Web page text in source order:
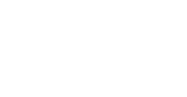
με Τσέπες quantity